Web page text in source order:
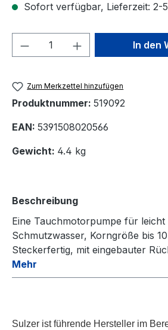
Sofort verfügbar, Lieferzeit: 2-
Produkt Anzahl: GibIn den
Zum Merkzettel hinzufügen
Produktnummer: 519092
EAN: 5391508020566
Gewicht: 4.4 kg
Beschreibung
Eine Tauchmotorpumpe für leicht
Schmutzwasser, Korngröße bis
Steckerfertig, mit eingebauter
Mehr
Sulzer ist führende Hersteller im